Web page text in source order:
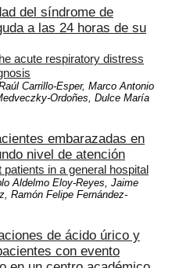
del síndrome de
a las 24 horas de su
acute respiratory distress
Carrillo-Esper, Marco Antonio
Ordoñes, Dulce María
embarazadas en
nivel de atención
in a general hospital
Aldelmo Eloy-Reyes, Jaime
Ramón Felipe Fernández-
de ácido úrico y
con evento